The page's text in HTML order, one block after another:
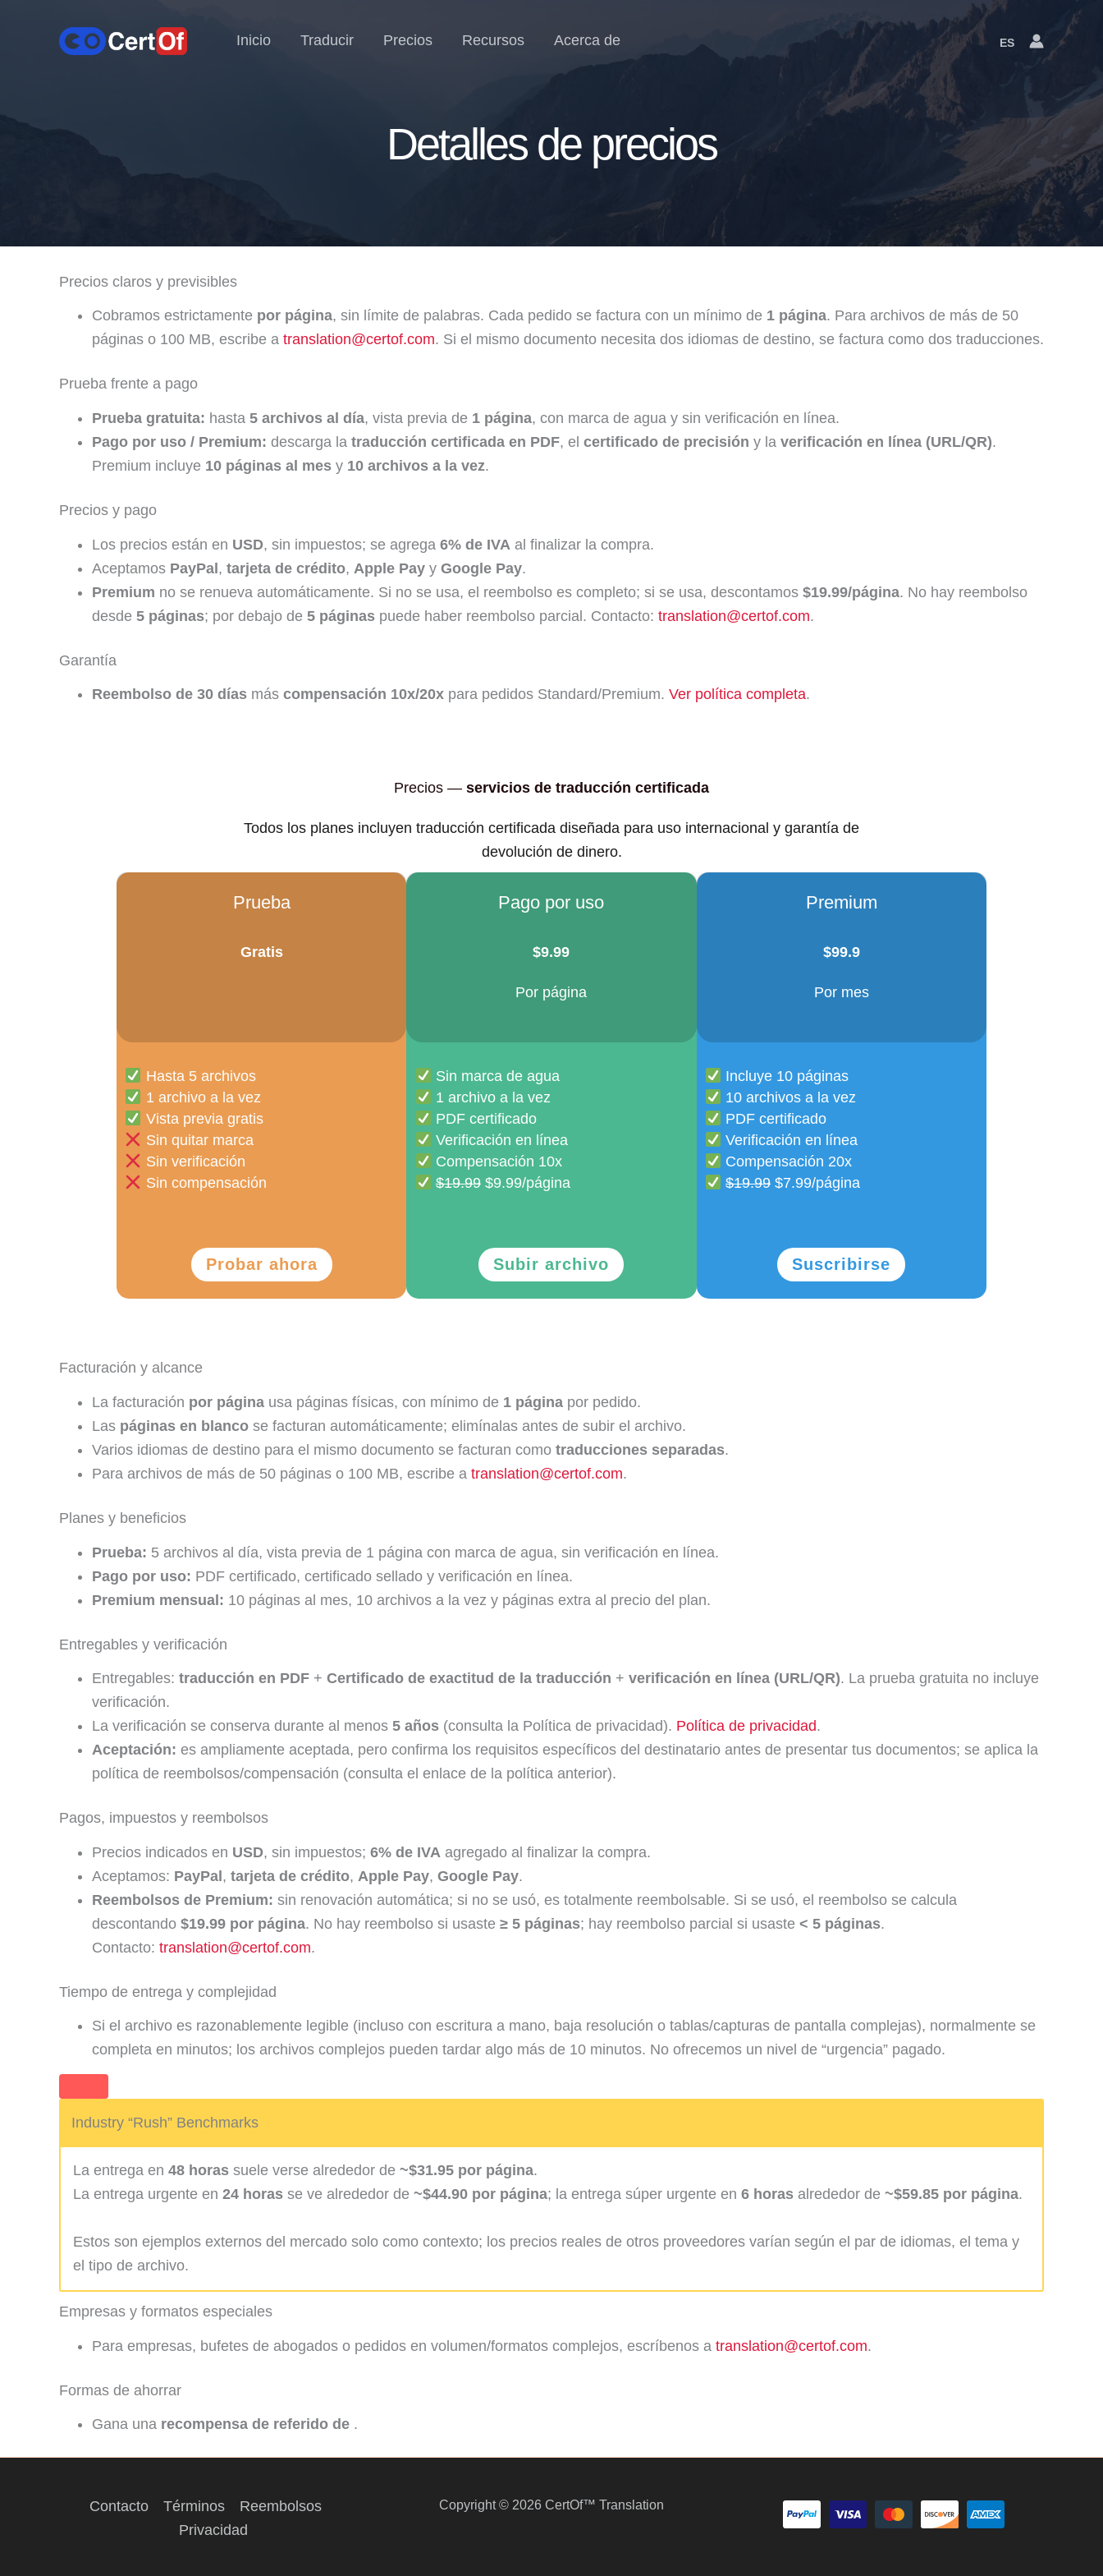
Inicio Traducir Precios Recursos Acerca de ESLanguage
Switcher
Detalles de precios
Precios claros y previsibles
Cobramos estrictamente por página, sin límite de palabras. Cada pedido se factura con un mínimo de 1 página. Para archivos de más de 50
páginas o 100 MB, escribe a translation@certof.com. Si el mismo documento necesita dos idiomas de destino, se factura como dos traducciones.
Prueba frente a pago
Prueba gratuita: hasta 5 archivos al día, vista previa de 1 página, con marca de agua y sin verificación en línea.
Pago por uso / Premium: descarga la traducción certificada en PDF, el certificado de precisión y la verificación en línea (URL/QR).
Premium incluye 10 páginas al mes y 10 archivos a la vez.
Precios y pago
Los precios están en USD, sin impuestos; se agrega 6% de IVA al finalizar la compra.
Aceptamos PayPal, tarjeta de crédito, Apple Pay y Google Pay.
Premium no se renueva automáticamente. Si no se usa, el reembolso es completo; si se usa, descontamos $19.99/página. No hay reembolso
desde 5 páginas; por debajo de 5 páginas puede haber reembolso parcial. Contacto: translation@certof.com.
Garantía
Reembolso de 30 días más compensación 10x/20x para pedidos Standard/Premium. Ver política completa.
Precios — servicios de traducción certificada
Todos los planes incluyen traducción certificada diseñada para uso internacional y garantía de
devolución de dinero.
Prueba
Gratis
Hasta 5 archivos
1 archivo a la vez
Vista previa gratis
Sin quitar marca
Sin verificación
Sin compensación
Probar ahora
Pago por uso
$9.99
Por página
Sin marca de agua
1 archivo a la vez
PDF certificado
Verificación en línea
Compensación 10x
$19.99$9.99/página
Subir archivo
Premium
$99.9
Por mes
Incluye 10 páginas
10 archivos a la vez
PDF certificado
Verificación en línea
Compensación 20x
$19.99$7.99/página
Suscribirse
Facturación y alcance
La facturación por página usa páginas físicas, con mínimo de 1 página por pedido.
Las páginas en blanco se facturan automáticamente; elimínalas antes de subir el archivo.
Varios idiomas de destino para el mismo documento se facturan como traducciones separadas.
Para archivos de más de 50 páginas o 100 MB, escribe a translation@certof.com.
Planes y beneficios
Prueba: 5 archivos al día, vista previa de 1 página con marca de agua, sin verificación en línea.
Pago por uso: PDF certificado, certificado sellado y verificación en línea.
Premium mensual: 10 páginas al mes, 10 archivos a la vez y páginas extra al precio del plan.
Entregables y verificación
Entregables: traducción en PDF + Certificado de exactitud de la traducción + verificación en línea (URL/QR). La prueba gratuita no incluye
verificación.
La verificación se conserva durante al menos 5 años (consulta la Política de privacidad). Política de privacidad.
Aceptación: es ampliamente aceptada, pero confirma los requisitos específicos del destinatario antes de presentar tus documentos; se aplica la
política de reembolsos/compensación (consulta el enlace de la política anterior).
Pagos, impuestos y reembolsos
Precios indicados en USD, sin impuestos; 6% de IVA agregado al finalizar la compra.
Aceptamos: PayPal, tarjeta de crédito, Apple Pay, Google Pay.
Reembolsos de Premium: sin renovación automática; si no se usó, es totalmente reembolsable. Si se usó, el reembolso se calcula
descontando $19.99 por página. No hay reembolso si usaste ≥ 5 páginas; hay reembolso parcial si usaste < 5 páginas.
Contacto: translation@certof.com.
Tiempo de entrega y complejidad
Si el archivo es razonablemente legible (incluso con escritura a mano, baja resolución o tablas/capturas de pantalla complejas), normalmente se
completa en minutos; los archivos complejos pueden tardar algo más de 10 minutos. No ofrecemos un nivel de “urgencia” pagado.
Industry “Rush” Benchmarks
La entrega en 48 horas suele verse alrededor de ~$31.95 por página.
La entrega urgente en 24 horas se ve alrededor de ~$44.90 por página; la entrega súper urgente en 6 horas alrededor de ~$59.85 por página.
Estos son ejemplos externos del mercado solo como contexto; los precios reales de otros proveedores varían según el par de idiomas, el tema y
el tipo de archivo.
Empresas y formatos especiales
Para empresas, bufetes de abogados o pedidos en volumen/formatos complejos, escríbenos a translation@certof.com.
Formas de ahorrar
Gana una recompensa de referido de .
Contacto Términos
Reembolsos
Privacidad
Copyright © 2026 CertOf™ Translation